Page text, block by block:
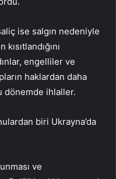
ise salgın nedeniyle
engelliler ve
haklardan daha
dönemde ihlaller.
biri Ukrayna’da
ve